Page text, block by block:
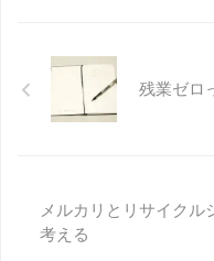
残業ゼロ
メルカリとリサイクル
考える